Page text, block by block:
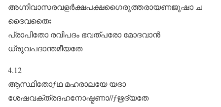
അഗ്നിവാസരവളർക്ഷപക്ഷഗൈരുത്തരായണജുഷാ ച
ദൈവതൈഃ
പ്രാപിതോ രവിപദം ഭവത്പരോ മോദവാൻ
ധ്രുവപദാന്തമീയതേ
4.12
ആസ്ഥിതോƒഥ മഹരാലയേ യദാ
ശേഷവക്ത്രദഹനോഷ്മണാ//ƒഋദ്യതേ